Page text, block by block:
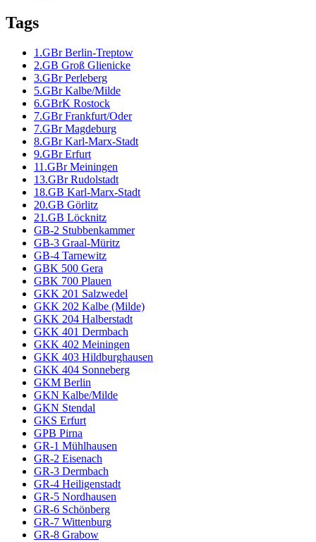
Tags
1.GBr Berlin-Treptow
2.GB Groß Glienicke
3.GBr Perleberg
5.GBr Kalbe/Milde
6.GBrK Rostock
7.GBr Frankfurt/Oder
7.GBr Magdeburg
8.GBr Karl-Marx-Stadt
9.GBr Erfurt
11.GBr Meiningen
13.GBr Rudolstadt
18.GB Karl-Marx-Stadt
20.GB Görlitz
21.GB Löcknitz
GB-2 Stubbenkammer
GB-3 Graal-Müritz
GB-4 Tarnewitz
GBK 500 Gera
GBK 700 Plauen
GKK 201 Salzwedel
GKK 202 Kalbe (Milde)
GKK 204 Halberstadt
GKK 401 Dermbach
GKK 402 Meiningen
GKK 403 Hildburghausen
GKK 404 Sonneberg
GKM Berlin
GKN Kalbe/Milde
GKN Stendal
GKS Erfurt
GPB Pirna
GR-1 Mühlhausen
GR-2 Eisenach
GR-3 Dermbach
GR-4 Heiligenstadt
GR-5 Nordhausen
GR-6 Schönberg
GR-7 Wittenburg
GR-8 Grabow